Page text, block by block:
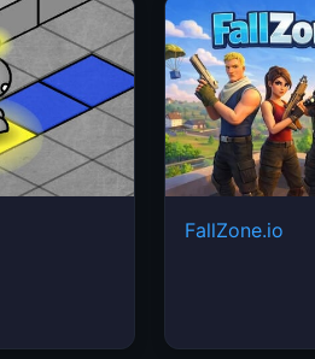
FallZone.io